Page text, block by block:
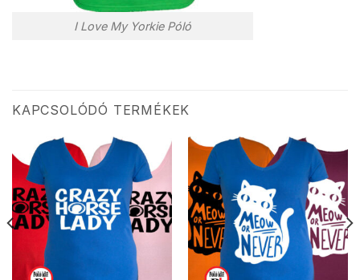
I Love My Yorkie Póló
KAPCSOLÓDÓ TERMÉKEK